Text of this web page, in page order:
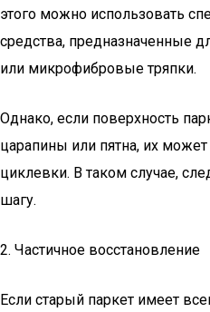
этого можно использовать
средства, предназначенные
или микрофибровые тряпки.
Однако, если поверхность
царапины или пятна, их
циклевки. В таком случае,
шагу.
2. Частичное восстановление
Если старый паркет имеет